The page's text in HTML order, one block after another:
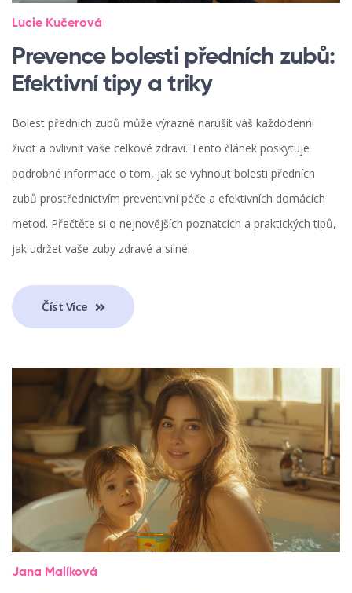
Lucie Kučerová
Prevence bolesti předních zubů:
Efektivní tipy a triky
Bolest předních zubů může výrazně narušit váš každodenní
život a ovlivnit vaše celkové zdraví. Tento článek poskytuje
podrobné informace o tom, jak se vyhnout bolesti předních
zubů prostřednictvím preventivní péče a efektivních domácích
metod. Přečtěte si o nejnovějších poznatcích a praktických tipů,
jak udržet vaše zuby zdravé a silné.
Číst Více
Jana Malíková